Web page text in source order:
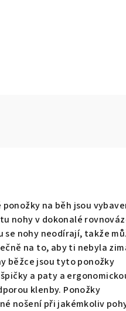
ponožky na běh jsou
nohy v dokonalé
nohy neodírají, takže
na to, aby ti nebyla
běžce jsou tyto ponožky
a paty a
klenby. Ponožky
nošení při jakémkoliv